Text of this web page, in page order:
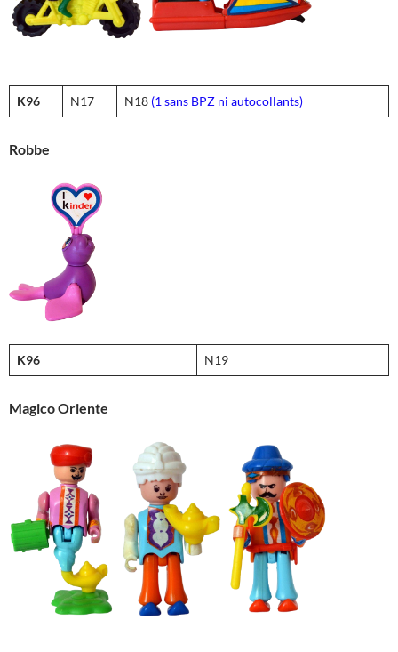
K96 N17 N18 (1 sans BPZ ni autocollants)
Robbe
K96 N19
Magico Oriente